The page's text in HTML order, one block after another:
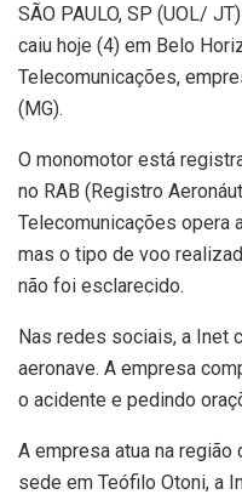
SÃO PAULO, SP (UOL/
caiu hoje (4) em Belo
Telecomunicações,
(MG).
O monomotor está
no RAB (Registro
Telecomunicações opera
mas o tipo de voo
não foi esclarecido.
Nas redes sociais, a Inet
aeronave. A empresa
o acidente e pedindo
A empresa atua na região
sede em Teófilo Otoni, a